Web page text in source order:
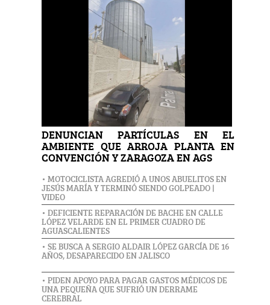
DENUNCIAN PARTÍCULAS EN EL
AMBIENTE QUE ARROJA PLANTA EN
CONVENCIÓN Y ZARAGOZA EN AGS
• MOTOCICLISTA AGREDIÓ A UNOS ABUELITOS EN
JESÚS MARÍA Y TERMINÓ SIENDO GOLPEADO |
VIDEO
• DEFICIENTE REPARACIÓN DE BACHE EN CALLE
LÓPEZ VELARDE EN EL PRIMER CUADRO DE
AGUASCALIENTES
• SE BUSCA A SERGIO ALDAIR LÓPEZ GARCÍA DE 16
AÑOS, DESAPARECIDO EN JALISCO
• PIDEN APOYO PARA PAGAR GASTOS MÉDICOS DE
UNA PEQUEÑA QUE SUFRIÓ UN DERRAME
CEREBRAL